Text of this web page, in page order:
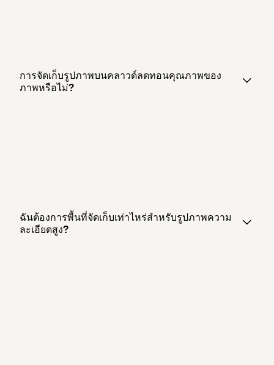
การจัดเก็บรูปภาพบนคลาวด์ลดทอนคุณภาพของ
ภาพหรือไม่?
ฉันต้องการพื้นที่จัดเก็บเท่าไหร่สำหรับรูปภาพความ
ละเอียดสูง?